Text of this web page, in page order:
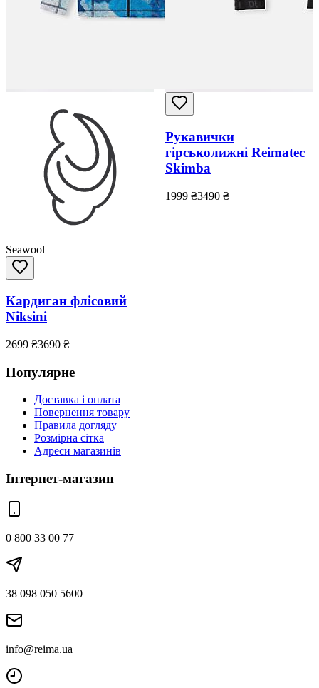
Seawool
Кардиган флісовий
Niksini
2699 ₴3690 ₴
Рукавички
гірськолижні Reimatec
Skimba
1999 ₴3490 ₴
Популярне
Доставка і оплата
Повернення товару
Правила догляду
Розмірна сітка
Адреси магазинів
Інтернет-магазин
0 800 33 00 77
38 098 050 5600
info@reima.ua